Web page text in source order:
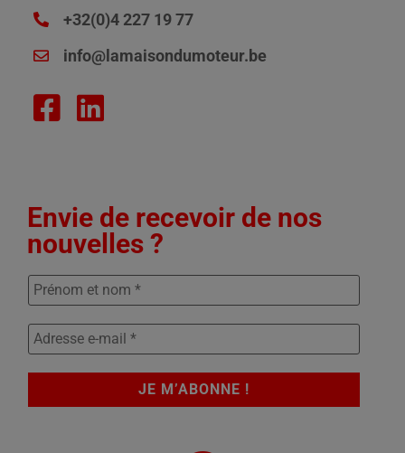
+32(0)4 227 19 77
info@lamaisondumoteur.be
Envie de recevoir de nos
nouvelles ?